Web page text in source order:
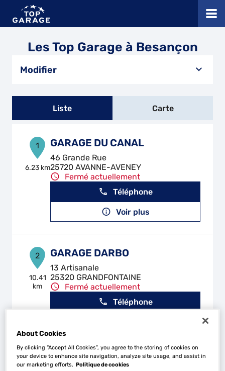
Les Top Garage à Besançon
Modifier
Liste Carte
1
6.23 km
GARAGE DU CANAL
46 Grande Rue
25720 AVANNE-AVENEY
Fermé actuellement
Téléphone
Voir plus
2
10.41
km
GARAGE DARBO
13 Artisanale
25320 GRANDFONTAINE
Fermé actuellement
Téléphone
3 BOUSSIERES AUTOMOBILES
About Cookies
By clicking “Accept All Cookies”, you agree to the storing of cookies on
your device to enhance site navigation, analyze site usage, and assist in
our marketing efforts. Politique de cookies